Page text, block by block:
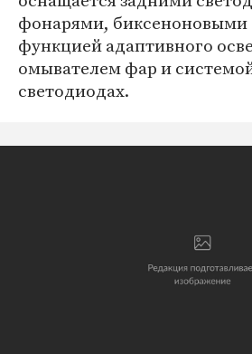
фонарями, биксеноновыми
функцией адаптивного
омывателем фар и
светодиодах.